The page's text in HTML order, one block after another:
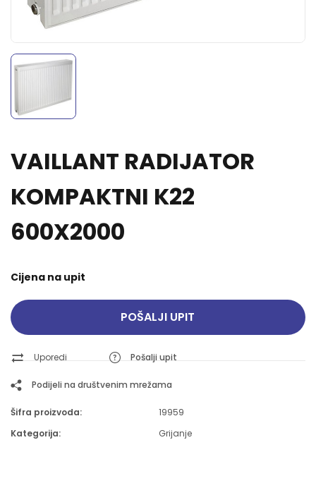
VAILLANT RADIJATOR
KOMPAKTNI K22
600X2000
Cijena na upit
POŠALJI UPIT
Uporedi Pošalji upit
Podijeli na društvenim mrežama
Šifra proizvoda:
19959
Kategorija:
Grijanje